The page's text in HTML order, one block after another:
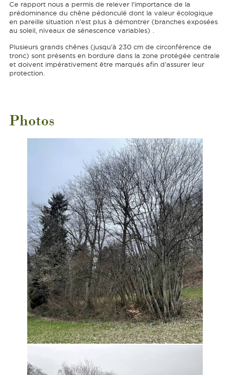
Ce rapport nous a permis de relever l'importance de la
prédominance du chêne pédonculé dont la valeur écologique
en pareille situation n’est plus à démontrer (branches exposées
au soleil, niveaux de sénescence variables) .
Plusieurs grands chênes (jusqu’à 230 cm de circonférence de
tronc) sont présents en bordure dans la zone protégée centrale
et doivent impérativement être marqués afin d’assurer leur
protection.
Photos